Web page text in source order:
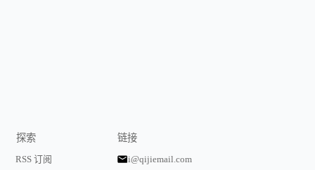
探索
RSS 订阅
链接
i@qijiemail.com